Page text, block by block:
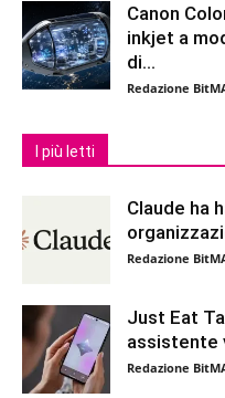
Canon
inkjet a
di...
Redazione
I più letti
Claude ha
Redazione
Just Eat
assistente
Redazione